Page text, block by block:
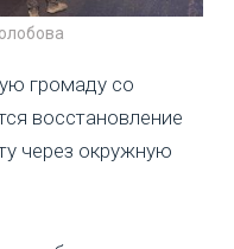
громаду со
восстановление
через окружную